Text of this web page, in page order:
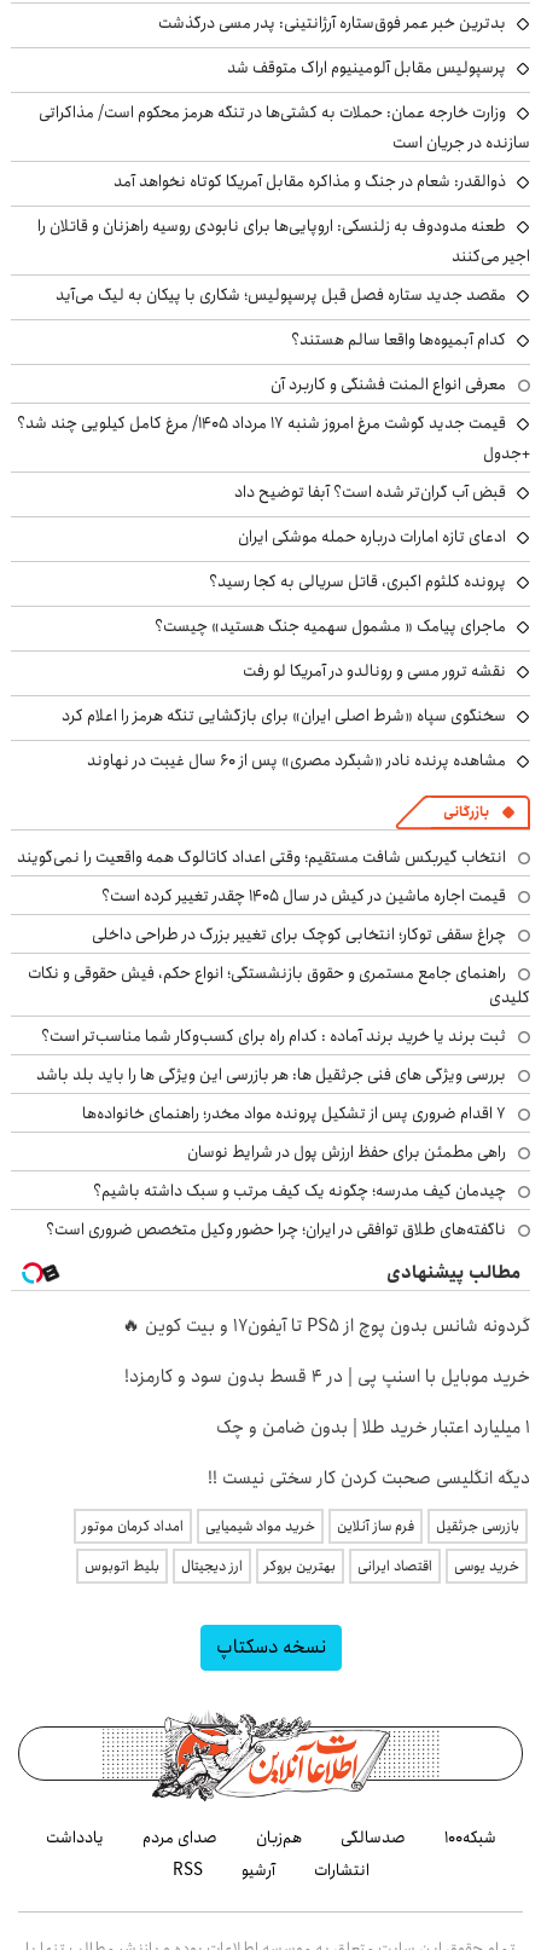
بدترین خبر عمر فوق‌ستاره آرژانتینی: پدر مسی درگذشت
پرسپولیس مقابل آلومینیوم اراک متوقف شد
وزارت خارجه عمان: حملات به کشتی‌ها در تنگه هرمز محکوم است/ مذاکراتی
سازنده در جریان است
ذوالقدر: شعام در جنگ و مذاکره مقابل آمریکا کوتاه نخواهد آمد
طعنه مدودوف به زلنسکی: اروپایی‌ها برای نابودی روسیه راهزنان و قاتلان را
اجیر می‌کنند
مقصد جدید ستاره فصل قبل پرسپولیس؛ شکاری با پیکان به لیگ می‌آید
کدام آبمیوه‌ها واقعا سالم هستند؟
معرفی انواع المنت فشنگی و کاربرد آن
قیمت جدید گوشت مرغ امروز شنبه ۱۷ مرداد ۱۴۰۵/ مرغ کامل کیلویی چند شد؟
+جدول
قبض آب گران‌تر شده است؟ آبفا توضیح داد
ادعای تازه امارات درباره حمله موشکی ایران
پرونده کلثوم اکبری، قاتل سریالی به کجا رسید؟
ماجرای پیامک « مشمول سهمیه جنگ هستید» چیست؟
نقشه ترور مسی و رونالدو در آمریکا لو رفت
سخنگوی سپاه «شرط اصلی ایران» برای بازگشایی تنگه هرمز را اعلام کرد
مشاهده پرنده نادر «شبگرد مصری» پس از ۶۰ سال غیبت در نهاوند
بازرگانی
انتخاب گیربکس شافت مستقیم؛ وقتی اعداد کاتالوگ همه واقعیت را نمی‌گویند
قیمت اجاره ماشین در کیش در سال ۱۴۰۵ چقدر تغییر کرده است؟
چراغ سقفی توکار؛ انتخابی کوچک برای تغییر بزرگ در طراحی داخلی
راهنمای جامع مستمری و حقوق بازنشستگی؛ انواع حکم، فیش حقوقی و نکات
کلیدی
ثبت برند یا خرید برند آماده : کدام راه برای کسب‌وکار شما مناسب‌تر است؟
بررسی ویژگی های فنی جرثقیل ها: هر بازرسی این ویژگی ها را باید بلد باشد
۷ اقدام ضروری پس از تشکیل پرونده مواد مخدر؛ راهنمای خانواده‌ها
راهی مطمئن برای حفظ ارزش پول در شرایط نوسان
چیدمان کیف مدرسه؛ چگونه یک کیف مرتب و سبک داشته باشیم؟
ناگفته‌های طلاق توافقی در ایران؛ چرا حضور وکیل متخصص ضروری است؟
مطالب پیشنهادی
گردونه شانس بدون پوچ از PS5 تا آیفون17 و بیت کوین 🔥
خرید موبایل با اسنپ پی | در ۴ قسط بدون سود و کارمزد!
۱ میلیارد اعتبار خرید طلا | بدون ضامن و چک
دیگه انگلیسی صحبت کردن کار سختی نیست !!
بازرسی جرثقیل فرم ساز آنلاین خرید مواد شیمیایی
امداد کرمان موتور
خرید یوسی
اقتصاد ایرانی بهترین بروکر ارز دیجیتال بلیط اتوبوس
نسخه دسکتاپ
شبکه۱۰۰ صدسالگی هم‌زبان صدای مردم
یادداشت
انتشارات
آرشیو RSS